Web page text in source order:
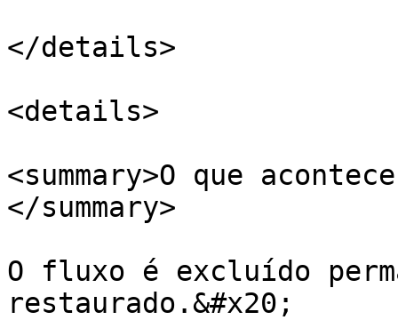
</details>
<details>
<summary>O que
</summary>
O fluxo é excluído
restaurado.&#x20;